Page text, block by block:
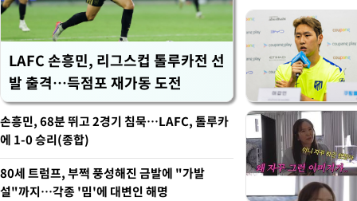
LAFC 손흥민, 리그스컵 톨루카전 선
발 출격…득점포 재가동 도전
손흥민, 68분 뛰고 2경기 침묵…LAFC, 톨루카
에 1-0 승리(종합)
80세 트럼프, 부쩍 풍성해진 금발에 "가발
설"까지…각종 '밈'에 대변인 해명